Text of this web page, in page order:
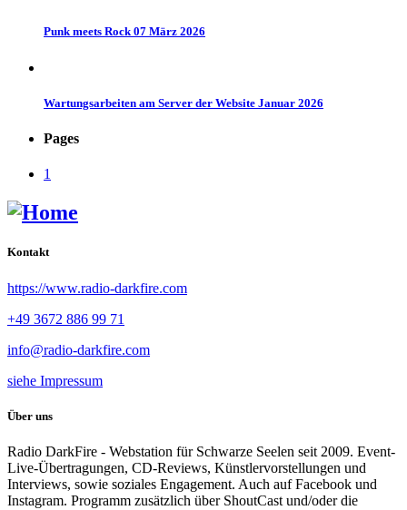
Punk meets Rock 07 März 2026
Wartungsarbeiten am Server der Website Januar 2026
Pages
1
Kontakt
https://www.radio-darkfire.com
+49 3672 886 99 71
info@radio-darkfire.com
siehe Impressum
Über uns
Radio DarkFire - Webstation für Schwarze Seelen seit 2009. Event-
Live-Übertragungen, CD-Reviews, Künstlervorstellungen und
Interviews, sowie soziales Engagement. Auch auf Facebook und
Instagram. Programm zusätzlich über ShoutCast und/oder die